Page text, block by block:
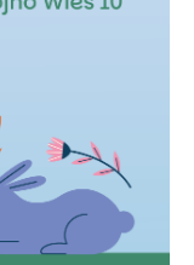
nasze treści w